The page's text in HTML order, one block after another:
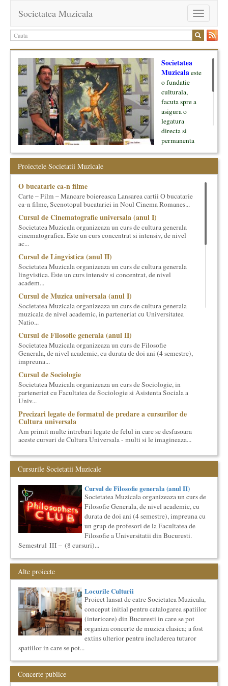
Toggle
navigation
Societatea Muzicala
Societatea
Muzicalaeste
o fundatie
culturala,
facuta spre a
asigura o
legatura
directa si
permanenta
oamenii ei, pe
inceput cu muzica clasica - si de aici numele -, insa acum
dezvoltam proiecte si in alte domenii ale culturii.
Facem management cultural, dezvoltam si administram proiecte
proprii sau preluate, modele si sisteme de finantare, marketing
cultural si consultanta. Organizam concursuri, concerte si
evenimente culturale, private sau publice, tinem cursuri de
cultura generala muzicala, teatrala, filosofica si de alte feluri.
Cuvinte in plus despre proiect, despre cei care il administreaza si
cei care il finantateaza sunt in rubricile de mai jos.
Proiectele Societatii Muzicale
O bucatarie ca-n filme
Carte – Film – Mancare boiereasca Lansarea cartii O bucatarie
ca-n filme, Scenotopul bucatariei in Noul Cinema Romanes...
Cursul de Cinematografie universala (anul I)
Societatea Muzicala organizeaza un curs de cultura generala
cinematografica. Este un curs concentrat si intensiv, de nivel
ac...
Cursul de Lingvistica (anul II)
Societatea Muzicala organizeaza un curs de cultura generala
lingvistica. Este un curs intensiv si concentrat, de nivel
academ...
Cursul de Muzica universala (anul I)
Societatea Muzicala organizeaza un curs de cultura generala
muzicala de nivel academic, in parteneriat cu Universitatea
Natio...
Cursul de Filosofie generala (anul II)
Societatea Muzicala organizeaza un curs de Filosofie
Generala, de nivel academic, cu durata de doi ani (4 semestre),
impreuna...
Cursul de Sociologie
Societatea Muzicala organizeaza un curs de Sociologie, in
parteneriat cu Facultatea de Sociologie si Asistenta Sociala a
Univ...
Precizari legate de formatul de predare a cursurilor de
Cultura universala
Am primit multe intrebari legate de felul in care se desfasoara
aceste cursuri de Cultura Universala - multi si le imagineaza...
Anuarul Elitei culturale si stiintifice din Romania
Proiectul lansat de catre Societatea Muzicala, a fost conceput
initial ca un anuar al elitei muzicale din Romania – anuar...
Imaginary Beyond Reality
Expozitie de arta fotografica
Expozitie de arta fotografica
Spatiu: neoBhoema Art & Social Lab, Palatul Universul,
Societatea Culturala
Platforma online de marketing cultural
Descrierea produsului principal (platforma Internet)
Obiectivul proiectului este de a construi un sistem complex de
market...
Cursul de Cinematografie universala: Marile capodopere
si marii realizatori (anul II)
Societatea Muzicala organizeaza un curs de cultura generala
cinematografica. Este un curs concentrat si intensiv, de nivel
ac...
The Fever
By Wallace Shawn, with Simona Maicanescu
The Fever de Wallace Shawn, one-woman show cu Simona
Maicanescu, in engleza, supratitrat in romana; Spectacolul de
inchidere ...
Cursurile Societatii Muzicale
Cursul de Filosofie generala (anul II)
Societatea Muzicala organizeaza un curs de
Filosofie Generala, de nivel academic, cu
durata de doi ani (4 semestre), impreuna cu
un grup de profesori de la Facultatea de
Filosofie a Universitatii din Bucuresti.
Semestrul III – (8 cursuri)...
Alte proiecte
Locurile Culturii
Proiect lansat de catre Societatea Muzicala,
conceput initial pentru catalogarea spatiilor
(interioare) din Bucuresti in care se pot
organiza concerte de muzica clasica; a fost
extins ulterior pentru includerea tuturor
spatiilor in care se pot...
Concerte publice